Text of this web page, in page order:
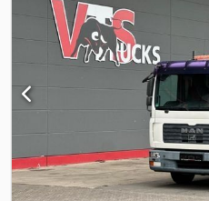
σιαγόνας Cruise control,
εξωτερικοί καθρέφτες Dsdpey
χρηματοδότησης και
συνεννόησης - 19% ΦΠΑ